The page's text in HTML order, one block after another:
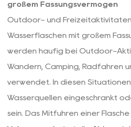
großem Fassungsvermögen
Outdoor- und Freizeitaktivitäten
Wasserflaschen mit großem
werden häufig bei Outdoor-
Wandern, Camping, Radfahren
verwendet. In diesen
Wasserquellen eingeschränkt
sein. Das Mitführen einer